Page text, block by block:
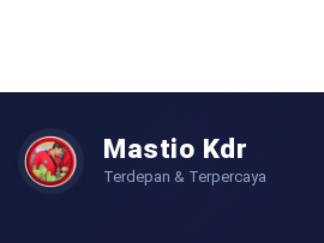
Mastio Kdr
Terdepan & Terpercaya